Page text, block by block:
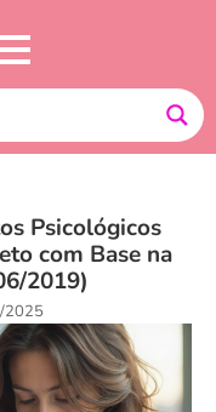
Psicológicos
com Base na
2019)
2025